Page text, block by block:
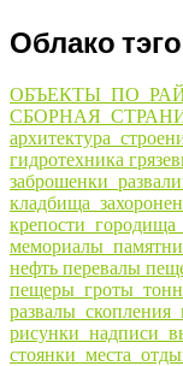
Облако
гидротехника
нефть перевалы